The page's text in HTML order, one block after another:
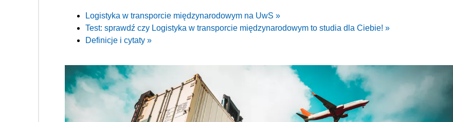
Logistyka w transporcie międzynarodowym na UwS »
Test: sprawdź czy Logistyka w transporcie międzynarodowym to studia dla Ciebie! »
Definicje i cytaty »